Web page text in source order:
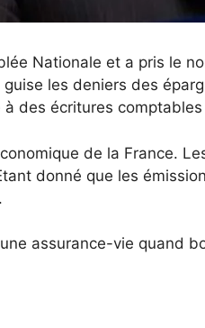
Nationale et a pris le
les deniers des
à des écritures
de la France.
donné que les
assurance-vie quand